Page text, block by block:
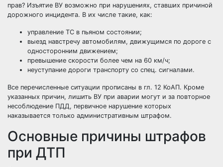
прав? Изъятие ВУ возможно при нарушениях, ставших причиной
дорожного инцидента. В их числе такие, как:
управление ТС в пьяном состоянии;
выезд навстречу автомобилям, движущимся по дороге с
односторонним движением;
превышение скорости более чем на 60 км/ч;
неуступание дороги транспорту со спец. сигналами.
Все перечисленные ситуации прописаны в гл. 12 КоАП. Кроме
указанных причин, лишить ВУ при аварии могут и за повторное
несоблюдение ПДД, первичное нарушение которых
наказывается только административным штрафом.
Основные причины штрафов
при ДТП